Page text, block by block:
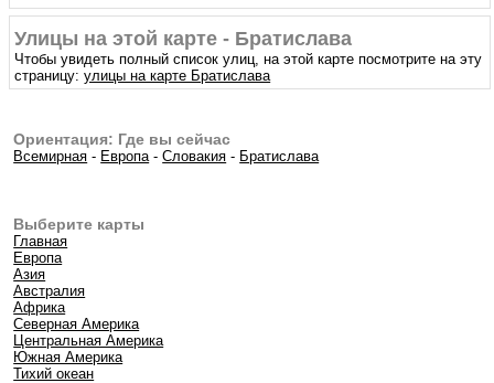
Улицы на этой карте - Братислава
Чтобы увидеть полный список улиц, на этой карте посмотрите на эту
страницу:улицы на карте Братислава
Ориентация: Где вы сейчас
Всемирная - Европа-Словакия - Братислава
Выберите карты
Главная
Европа
Азия
Австралия
Африка
Северная Америка
Центральная Америка
Южная Америка
Тихий океан